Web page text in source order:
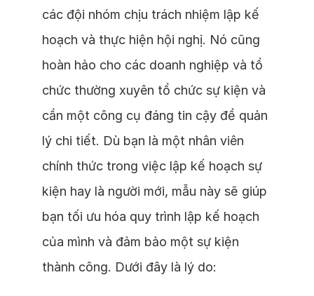
các đội nhóm chịu trách nhiệm lập kế
hoạch và thực hiện hội nghị. Nó cũng
hoàn hảo cho các doanh nghiệp và tổ
chức thường xuyên tổ chức sự kiện và
cần một công cụ đáng tin cậy để quản
lý chi tiết. Dù bạn là một nhân viên
chính thức trong việc lập kế hoạch sự
kiện hay là người mới, mẫu này sẽ giúp
bạn tối ưu hóa quy trình lập kế hoạch
của mình và đảm bảo một sự kiện
thành công. Dưới đây là lý do: